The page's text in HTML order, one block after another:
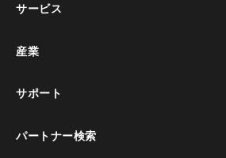
サービス
産業
サポート
パートナー検索